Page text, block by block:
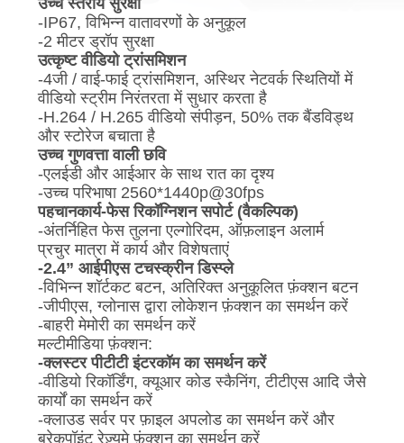
हमसे
संपर्क
समाचार
मामले
उद्धरण
मांगें
साइटमैप
गोपनीयता
नीति
उच्च स्तरीय सुरक्षा
-IP67, विभिन्न वातावरणों के अनुकूल
-2 मीटर ड्रॉप सुरक्षा
उत्कृष्ट वीडियो ट्रांसमिशन
-4जी / वाई-फाई ट्रांसमिशन, अस्थिर नेटवर्क स्थितियों में
वीडियो स्ट्रीम निरंतरता में सुधार करता है
-H.264 / H.265 वीडियो संपीड़न, 50% तक बैंडविड्थ
और स्टोरेज बचाता है
उच्च गुणवत्ता वाली छवि
-एलईडी और आईआर के साथ रात का दृश्य
-उच्च परिभाषा 2560*1440p@30fps
पहचानकार्य-फेस रिकॉग्निशन सपोर्ट (वैकल्पिक)
-अंतर्निहित फेस तुलना एल्गोरिदम, ऑफ़लाइन अलार्म
प्रचुर मात्रा में कार्य और विशेषताएं
-2.4” आईपीएस टचस्क्रीन डिस्प्ले
-विभिन्न शॉर्टकट बटन, अतिरिक्त अनुकूलित फ़ंक्शन बटन
-जीपीएस, ग्लोनास द्वारा लोकेशन फ़ंक्शन का समर्थन करें
-बाहरी मेमोरी का समर्थन करें
मल्टीमीडिया फ़ंक्शन:
-क्लस्टर पीटीटी इंटरकॉम का समर्थन करें
-वीडियो रिकॉर्डिंग, क्यूआर कोड स्कैनिंग, टीटीएस आदि जैसे
कार्यों का समर्थन करें
-क्लाउड सर्वर पर फ़ाइल अपलोड का समर्थन करें और
ब्रेकपॉइंट रेज़्यूमे फ़ंक्शन का समर्थन करें